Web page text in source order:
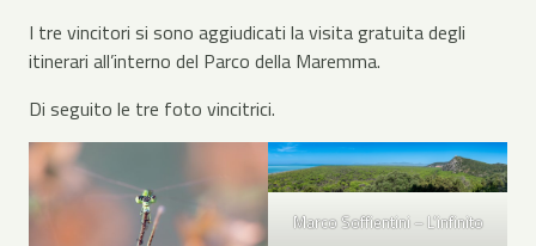
I tre vincitori si sono aggiudicati la visita gratuita degli
itinerari all’interno del Parco della Maremma.
Di seguito le tre foto vincitrici.
Marco Soffientini – L’infinito